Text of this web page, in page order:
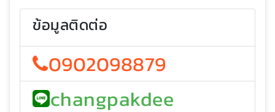
ข้อมูลติดต่อ
0902098879
changpakdee